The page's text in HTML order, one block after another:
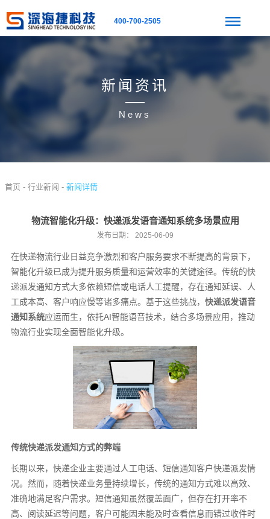
400-700-2505
新闻资讯
News
首页 - 行业新闻 - 新闻详情
物流智能化升级：快递派发语音通知系统多场景应用
发布日期： 2025-06-09
在快递物流行业日益竞争激烈和客户服务要求不断提高的背景下，
智能化升级已成为提升服务质量和运营效率的关键途径。传统的快
递派发通知方式大多依赖短信或电话人工提醒，存在通知延误、人
工成本高、客户响应慢等诸多痛点。基于这些挑战， 快递派发语音
通知系统应运而生，依托AI智能语音技术，结合多场景应用，推动
物流行业实现全面智能化升级。
传统快递派发通知方式的弊端
长期以来，快递企业主要通过人工电话、短信通知客户快递派发情
况。然而，随着快递业务量持续增长，传统的通知方式难以高效、
准确地满足客户需求。短信通知虽然覆盖面广，但存在打开率不
高、阅读延迟等问题，客户可能因未能及时查看信息而错过收件时